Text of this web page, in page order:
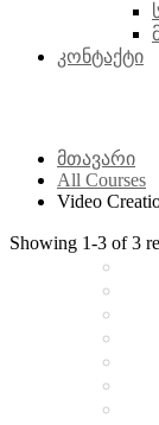
კონტაქტი
მთავარი
All Courses
Video
Showing 1-3 of 3